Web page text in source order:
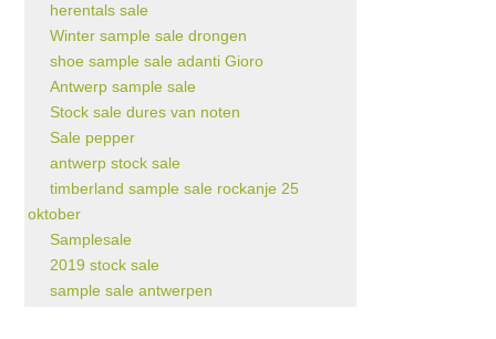
herentals sale
Winter sample sale drongen
shoe sample sale adanti Gioro
Antwerp sample sale
Stock sale dures van noten
Sale pepper
antwerp stock sale
timberland sample sale rockanje 25
oktober
Samplesale
2019 stock sale
sample sale antwerpen